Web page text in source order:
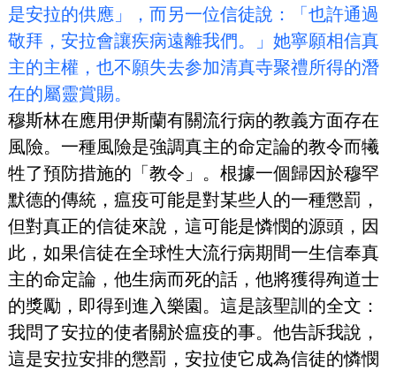
是安拉的供應」，而另一位信徒說：「也許通過
敬拜，安拉會讓疾病遠離我們。」她寧願相信真
主的主權，也不願失去参加清真寺聚禮所得的潛
在的屬靈賞賜。
穆斯林在應用伊斯蘭有關流行病的教義方面存在
風險。一種風險是強調真主的命定論的教令而犧
牲了預防措施的「教令」。根據一個歸因於穆罕
默德的傳統，瘟疫可能是對某些人的一種懲罰，
但對真正的信徒來說，這可能是憐憫的源頭，因
此，如果信徒在全球性大流行病期間一生信奉真
主的命定論，他生病而死的話，他將獲得殉道士
的獎勵，即得到進入樂園。這是該聖訓的全文：
我問了安拉的使者關於瘟疫的事。他告訴我說，
這是安拉安排的懲罰，安拉使它成為信徒的憐憫